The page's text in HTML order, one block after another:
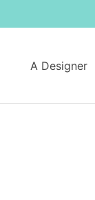
A Designer